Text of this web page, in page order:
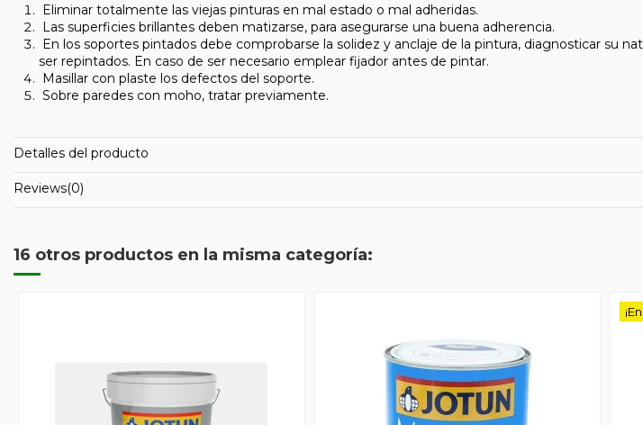
Eliminar totalmente las viejas pinturas en mal estado o mal adheridas.
Las superficies brillantes deben matizarse, para asegurarse una buena adherencia.
En los soportes pintados debe comprobarse la solidez y anclaje de la pintura, diagnosticar su
ser repintados. En caso de ser necesario emplear fijador antes de pintar.
Masillar con plaste los defectos del soporte.
Sobre paredes con moho, tratar previamente.
Detalles del producto
Reviews(0)
16 otros productos en la misma categoría: